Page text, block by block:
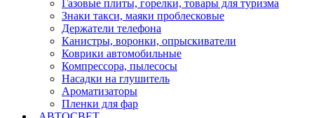
Газовые плиты, горелки, товары для туризма
Знаки такси, маяки проблесковые
Держатели телефона
Канистры, воронки, опрыскиватели
Коврики автомобильные
Компрессора, пылесосы
Насадки на глушитель
Ароматизаторы
Пленки для фар